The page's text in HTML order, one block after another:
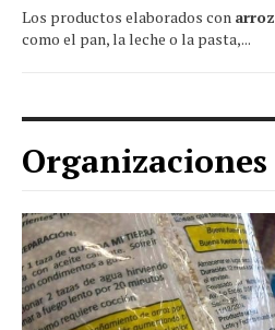
Los productos elaborados con arroz
como el pan, la leche o la pasta,...
Organizaciones